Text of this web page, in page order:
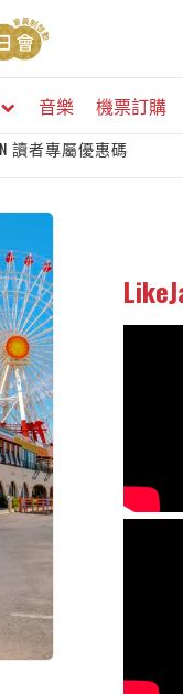
音樂 機票訂購
讀者專屬優惠碼